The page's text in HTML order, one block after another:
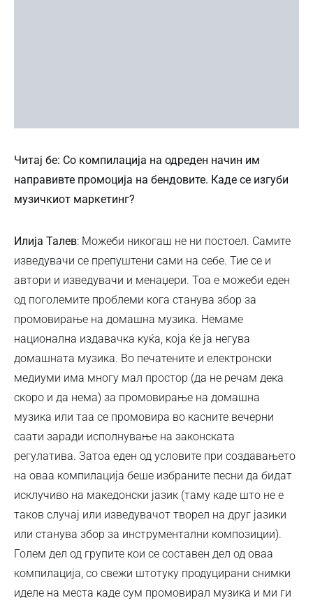
Читај бе: Со компилација на одреден начин им
направивте промоција на бендовите. Каде се изгуби
музичкиот маркетинг?
Илија Талев: Можеби никогаш не ни постоел. Самите
изведувачи се препуштени сами на себе. Тие се и
автори и изведувачи и менаџери. Тоа е можеби еден
од поголемите проблеми кога станува збор за
промовирање на домашна музика. Немаме
национална издавачка куќа, која ќе ја негува
домашната музика. Во печатените и електронски
медиуми има многу мал простор (да не речам дека
скоро и да нема) за промовирање на домашна
музика или таа се промовира во касните вечерни
саати заради исполнување на законската
регулатива. Затоа еден од условите при создавањето
на оваа компилација беше избраните песни да бидат
исклучиво на македонски јазик (таму каде што не е
таков случај или изведувачот творел на друг јазики
или станува збор за инструментални композиции).
Голем дел од групите кои се составен дел од оваа
компилација, со свежи штотуку продуцирани снимки
иделе на места каде сум промовирал музика и ми ги